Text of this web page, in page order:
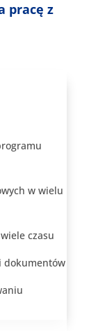
pracę z
w wielu
czasu
dokumentów